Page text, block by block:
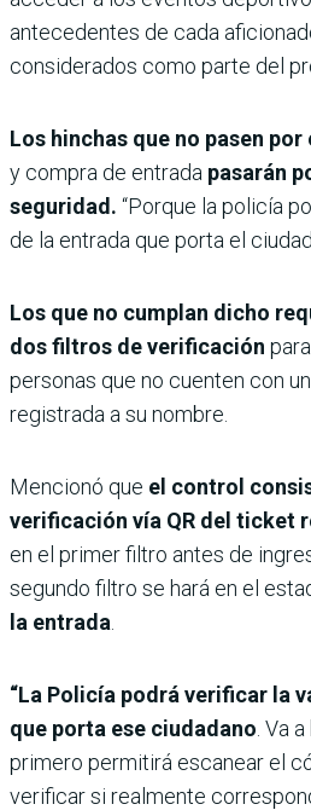
antecedentes de cada
considerados como parte del
Los hinchas que no pasen por
y compra de entrada pasarán
seguridad. “Porque la policía
de la entrada que porta el
Los que no cumplan dicho
dos filtros de verificación
personas que no cuenten con
registrada a su nombre.
Mencionó que el control
verificación vía QR del ticket
en el primer filtro antes de
segundo filtro se hará en el
la entrada
“La Policía podrá verificar la
que porta ese ciudadano . Va
primero permitirá escanear el
verificar si realmente